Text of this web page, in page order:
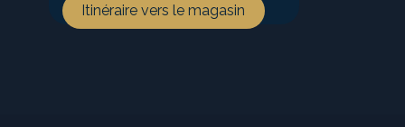
Itinéraire vers le magasin